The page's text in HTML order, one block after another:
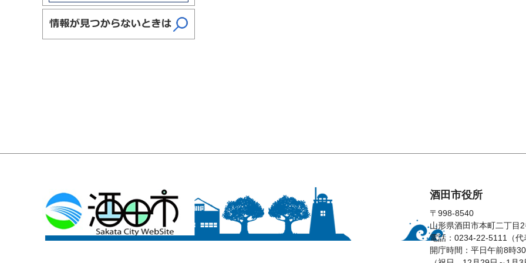
酒田市役所
〒998-8540
山形県酒田市本町二丁目
電話：0234-22-5111（代
開庁時間：平日午前8時